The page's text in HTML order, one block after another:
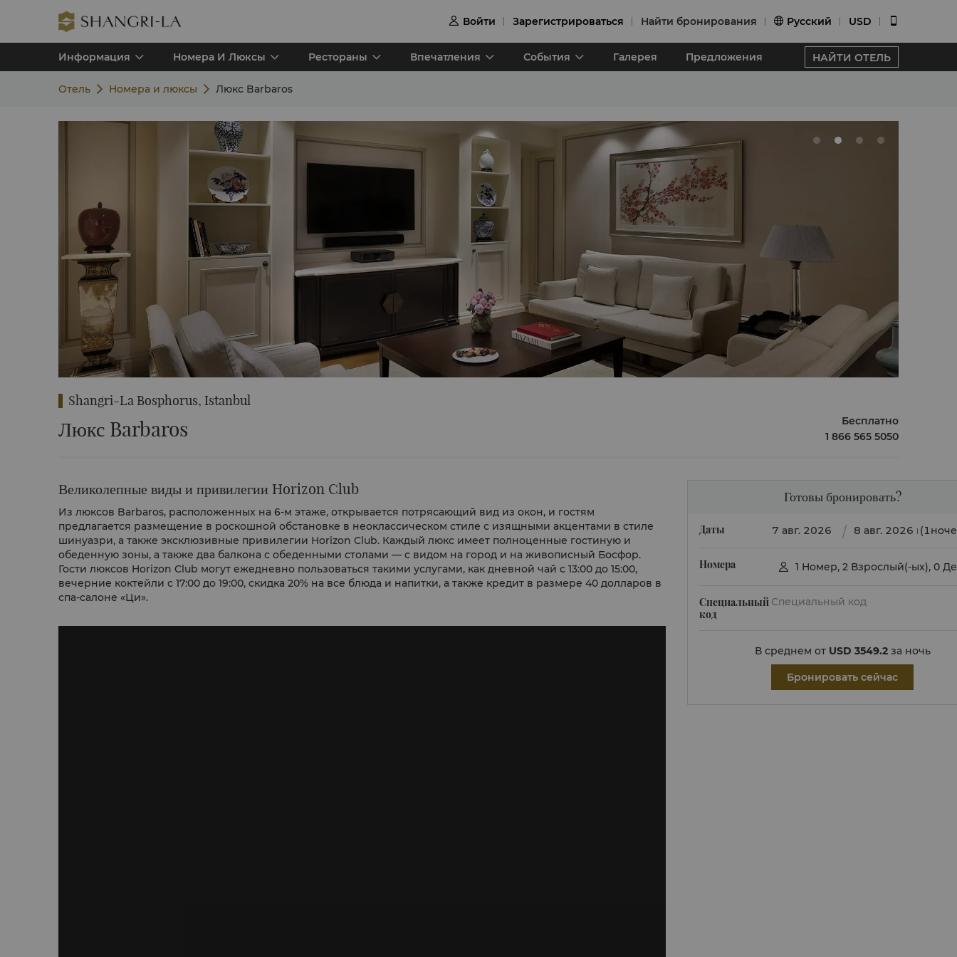
 Войти Зарегистрироваться Найти бронирования  Pусский USD
Информация Номера И Люксы Рестораны Впечатления События Галерея Предложения НАЙТИ ОТЕЛЬ
Отель Номера и люксы Люкс Barbaros
Shangri-La Bosphorus, Istanbul
Люкс Barbaros
Бесплатно
1 866 565 5050
Великолепные виды и привилегии Horizon Club
Из люксов Barbaros, расположенных на 6-м этаже, открывается потрясающий вид из окон, и гостям
предлагается размещение в роскошной обстановке в неоклассическом стиле с изящными акцентами в стиле
шинуазри, а также эксклюзивные привилегии Horizon Club. Каждый люкс имеет полноценные гостиную и
обеденную зоны, а также два балкона с обеденными столами — с видом на город и на живописный Босфор.
Гости люксов Horizon Club могут ежедневно пользоваться такими услугами, как дневной чай с 13:00 до 15:00,
вечерние коктейли с 17:00 до 19:00, скидка 20% на все блюда и напитки, а также кредит в размере 40 долларов в
спа-салоне «Ци».
Готовы бронировать?
Даты
Номера  1 Номер, 2 Взрослый(-ых), 0
Специальный
код
В среднем от USD 3549.2за ночь
Бронировать сейчас